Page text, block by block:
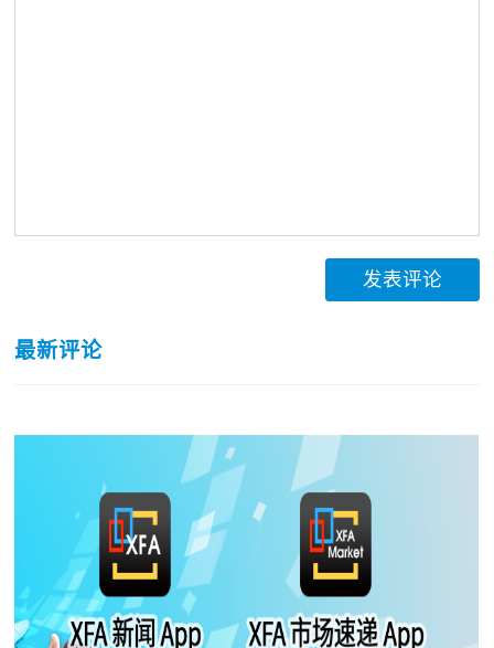
发表评论
最新评论